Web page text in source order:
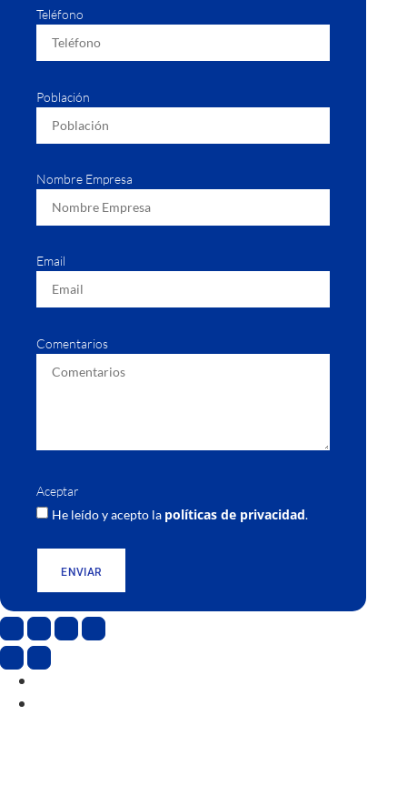
Teléfono
Población
Nombre Empresa
Email
Comentarios
Aceptar
He leído y acepto la políticas de privacidad.
ENVIAR